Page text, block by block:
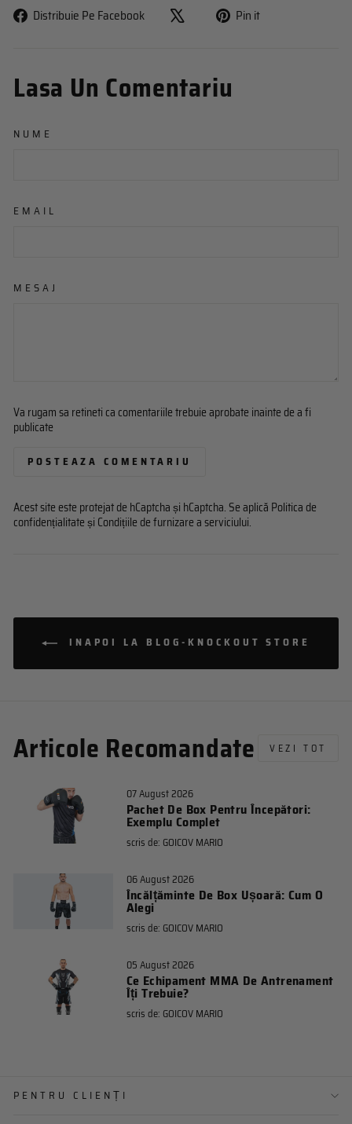
Distribuie Pe Facebook
Share
Pin it
Lasa Un Comentariu
NUME
EMAIL
MESAJ
Va rugam sa retineti ca comentariile trebuie aprobate inainte de a fi
publicate
POSTEAZA COMENTARIU
Acest site este protejat de hCaptcha și hCaptcha. Se aplică Politica de
confidențialitateși Condițiile de furnizare a serviciului.
INAPOI LA BLOG-KNOCKOUT STORE
Articole Recomandate VEZI TOT
07 August 2026
Pachet De Box Pentru Începători:
Exemplu Complet
scris de: GOICOV MARIO
06 August 2026
Încălțăminte De Box Ușoară: Cum O
Alegi
scris de: GOICOV MARIO
05 August 2026
Ce Echipament MMA De Antrenament
Îți Trebuie?
scris de: GOICOV MARIO
PENTRU CLIENȚI